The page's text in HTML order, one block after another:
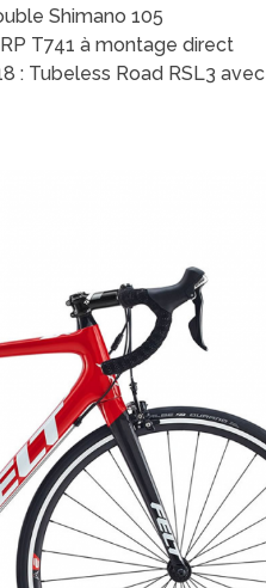
Shimano 105
T741 à montage direct
: Tubeless Road RSL3 avec